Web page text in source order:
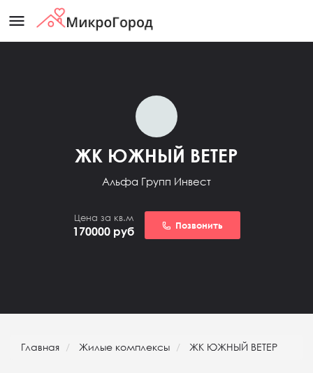
menu
ЖК ЮЖНЫЙ ВЕТЕР
Альфа Групп Инвест
Цена за кв.м
170000 руб Позвонить
Главная Жилые комплексы ЖК ЮЖНЫЙ ВЕТЕР